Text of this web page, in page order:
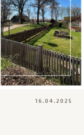
16.04.2025